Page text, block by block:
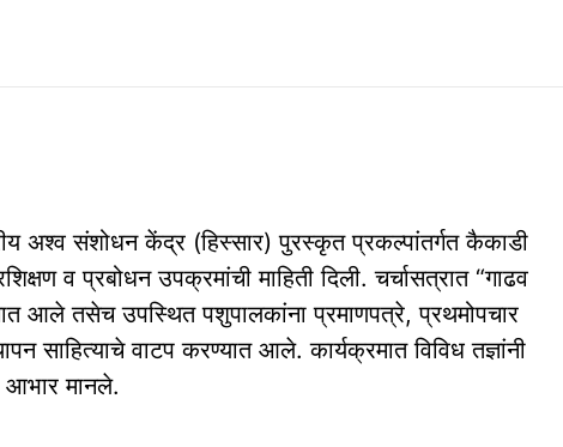
अश्व संशोधन केंद्र (हिस्सार) पुरस्कृत प्रकल्पांतर्गत कैकाडी
व प्रबोधन उपक्रमांची माहिती दिली. चर्चासत्रात “गाढव
आले तसेच उपस्थित पशुपालकांना प्रमाणपत्रे, प्रथमोपचार
साहित्याचे वाटप करण्यात आले. कार्यक्रमात विविध तज्ञांनी
आभार मानले.